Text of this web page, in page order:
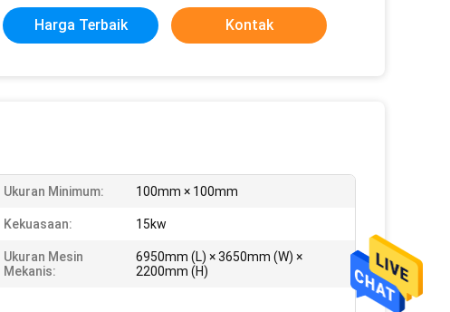
Harga Terbaik Kontak
Ukuran Minimum: 100mm × 100mm
Kekuasaan: 15kw
Ukuran Mesin
Mekanis:
6950mm (L) × 3650mm (W) ×
2200mm (H)